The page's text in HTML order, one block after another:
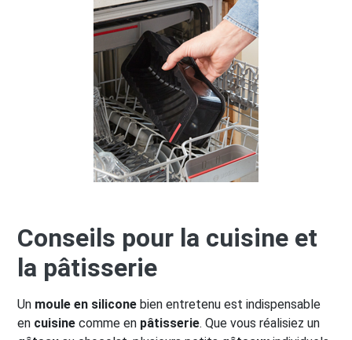
Conseils pour la cuisine et
la pâtisserie
Un moule en silicone bien entretenu est indispensable
en cuisine comme en pâtisserie. Que vous réalisiez un